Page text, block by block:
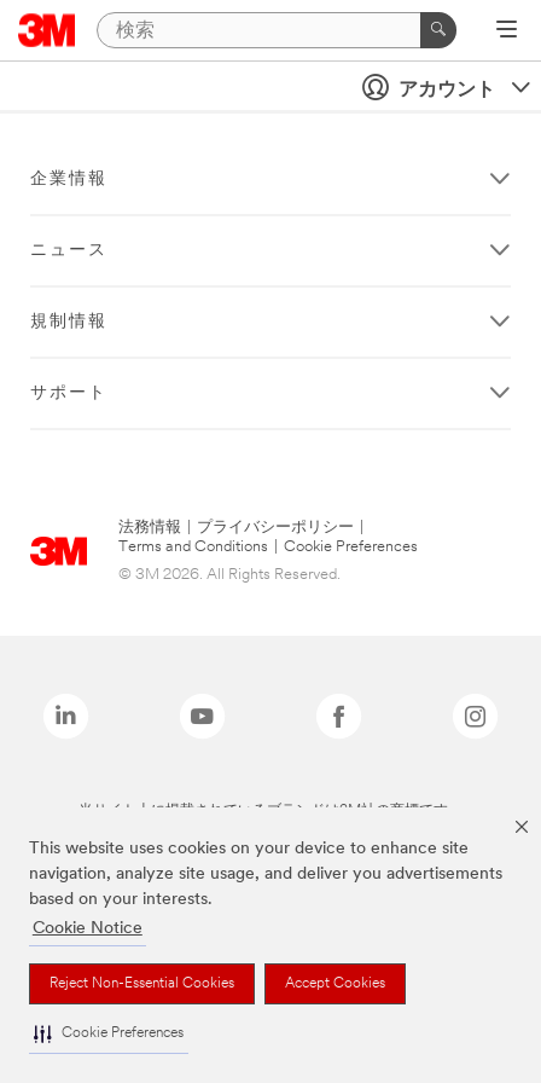
This website uses cookies on your device to enhance site
navigation, analyze site usage, and deliver you advertisements
based on your interests.
Cookie Notice
Reject Non-Essential Cookies Accept Cookies
Cookie Preferences
アカウント
企業情報
ニュース
規制情報
サポート
法務情報 プライバシーポリシー
Terms and Conditions
Cookie Preferences
© 3M 2026. All Rights Reserved.
当サイト上に掲載されているブランドは3M社の商標です。